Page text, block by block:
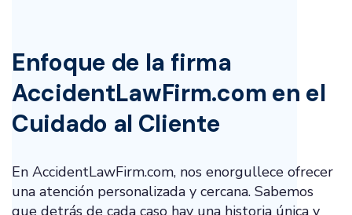
Enfoque de la firma
AccidentLawFirm.com en el
Cuidado al Cliente
En AccidentLawFirm.com, nos enorgullece ofrecer
una atención personalizada y cercana. Sabemos
que detrás de cada caso hay una historia única y